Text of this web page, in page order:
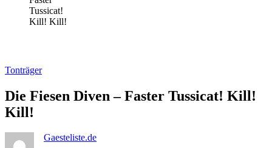
Tonträger
Die Fiesen Diven – Faster Tussicat! Kill!
Kill!
Gaesteliste.de